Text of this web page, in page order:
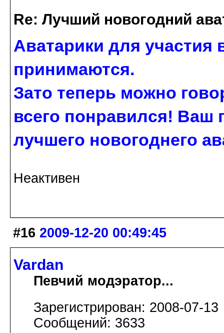
Re: Лучший новогодний
Аватарики для участия
принимаются.
Зато теперь можно
всего понравился! Ваш
лучшего новогоднего
Неактивен
#16 2009-12-20 00:49:45
Vardan
Певчий модэратор...
Зарегистрирован: 2008-07-13
Сообщений: 3633